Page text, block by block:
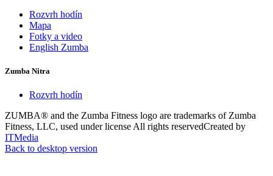
Rozvrh hodín
Mapa
Fotky a video
English Zumba
Zumba Nitra
Rozvrh hodín
ZUMBA® and the Zumba Fitness logo are trademarks of Zumba
Fitness, LLC, used under license All rights reservedCreated by
ITMedia
Back to desktop version